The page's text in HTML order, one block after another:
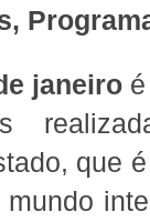
janeiro
que